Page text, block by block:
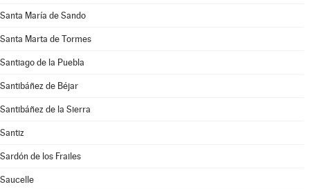
Santa María de Sando
Santa Marta de Tormes
Santiago de la Puebla
Santibáñez de Béjar
Santibáñez de la Sierra
Santiz
Sardón de los Frailes
Saucelle